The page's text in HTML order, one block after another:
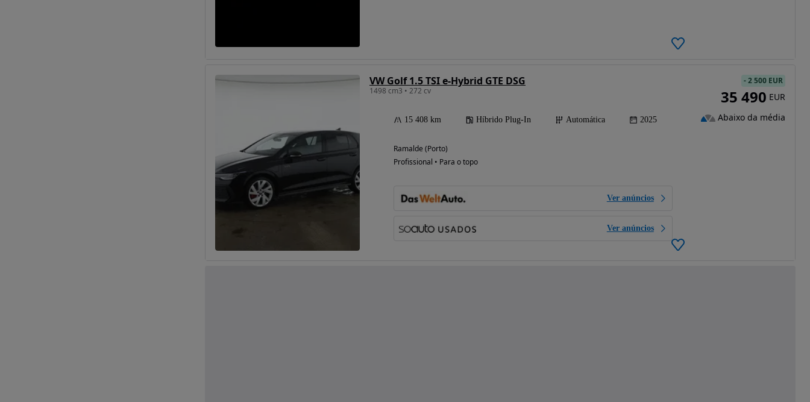
VW Golf 1.5 TSI e-Hybrid GTE DSG
1498 cm3 • 272 cv
15 408 km Híbrido Plug-In Automática 2025
Ramalde (Porto)
Profissional • Para o topo
Ver anúncios
Ver anúncios
-2 500 EUR
35 490 EUR
Abaixo da média